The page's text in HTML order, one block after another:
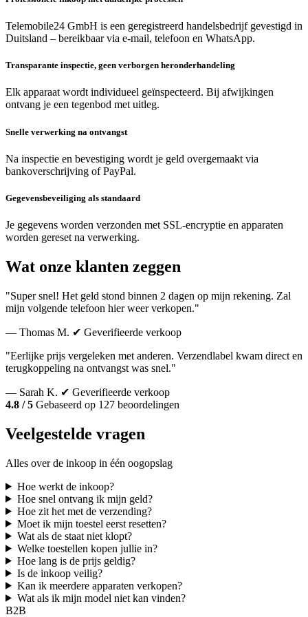
Telemobile24 GmbH is een geregistreerd handelsbedrijf gevestigd in
Duitsland – bereikbaar via e-mail, telefoon en WhatsApp.
Transparante inspectie, geen verborgen heronderhandeling
Elk apparaat wordt individueel geïnspecteerd. Bij afwijkingen
ontvang je een tegenbod met uitleg.
Snelle verwerking na ontvangst
Na inspectie en bevestiging wordt je geld overgemaakt via
bankoverschrijving of PayPal.
Gegevensbeveiliging als standaard
Je gegevens worden verzonden met SSL-encryptie en apparaten
worden gereset na verwerking.
Wat onze klanten zeggen
"Super snel! Het geld stond binnen 2 dagen op mijn rekening. Zal
mijn volgende telefoon hier weer verkopen."
— Thomas M. ✔ Geverifieerde verkoop
"Eerlijke prijs vergeleken met anderen. Verzendlabel kwam direct en
terugkoppeling na ontvangst was snel."
— Sarah K. ✔ Geverifieerde verkoop
4.8 / 5 Gebaseerd op 127 beoordelingen
Veelgestelde vragen
Alles over de inkoop in één oogopslag
Hoe werkt de inkoop?
Hoe snel ontvang ik mijn geld?
Hoe zit het met de verzending?
Moet ik mijn toestel eerst resetten?
Wat als de staat niet klopt?
Welke toestellen kopen jullie in?
Hoe lang is de prijs geldig?
Is de inkoop veilig?
Kan ik meerdere apparaten verkopen?
Wat als ik mijn model niet kan vinden?
B2B